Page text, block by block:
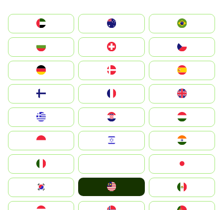
الإمارات العربية المتحدة
Switzerland
Deutschland
United Kingdom
Magyarország
South Korea